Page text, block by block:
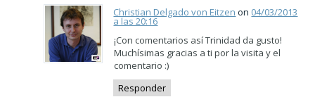
Christian Delgado von Eitzen on 04/03/2013
a las 20:16
¡Con comentarios así Trinidad da gusto!
Muchísimas gracias a ti por la visita y el
comentario :)
Responder